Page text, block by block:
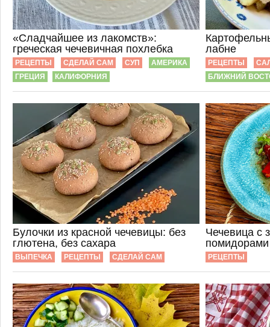
«Сладчайшее из лакомств»:
греческая чечевичная похлебка
РЕЦЕПТЫ СДЕЛАЙ САМ СУП
АМЕРИКА
ГРЕЦИЯ
КАЛИФОРНИЯ
лабне
РЕЦЕПТЫ
БЛИЖНИЙ
Булочки из красной чечевицы: без
глютена, без сахара
ВЫПЕЧКА РЕЦЕПТЫ СДЕЛАЙ САМ
Чечевица с
помидорами
РЕЦЕПТЫ